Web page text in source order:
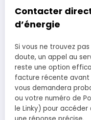
Contacter
d’énergie
Si vous ne trouvez
doute, un appel au
reste une option
facture récente avant
vous demandera
ou votre numéro de
le Linky) pour